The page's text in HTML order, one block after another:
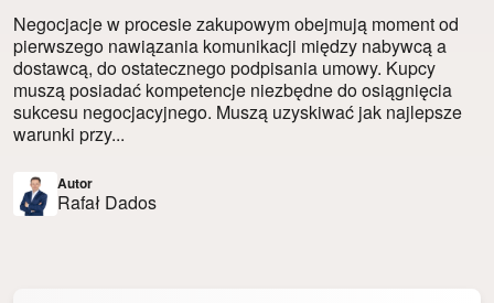
Negocjacje w procesie zakupowym obejmują moment od
pierwszego nawiązania komunikacji między nabywcą a
dostawcą, do ostatecznego podpisania umowy. Kupcy
muszą posiadać kompetencje niezbędne do osiągnięcia
sukcesu negocjacyjnego. Muszą uzyskiwać jak najlepsze
warunki przy...
Autor
Rafał Dados